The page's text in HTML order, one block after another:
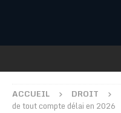
ACCUEIL DROIT
de tout compte délai en 2026